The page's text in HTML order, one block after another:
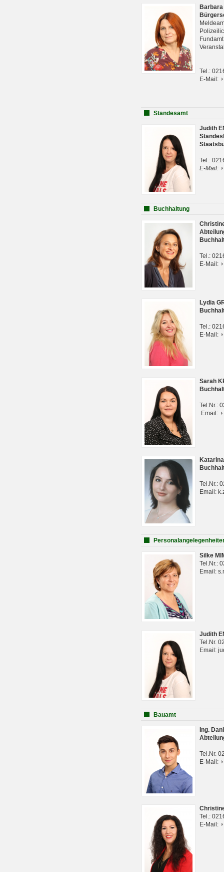
Tel.:
E-Mail:
Standesamt
Judith
Tel.:
E-Mail:
Buchhaltung
Tel.:
E-Mail:
Lydia
Tel.:
E-Mail:
Sarah
Tel:Nr.:
Email:
Tel.Nr.:
Email:
Silke
Tel.Nr.:
Email:
Judith
Tel.Nr.
Email:
Bauamt
Ing.
Tel.Nr.
E-Mail:
Tel.:
E-Mail: